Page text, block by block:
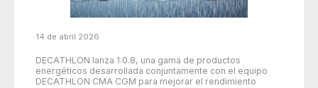
14 de abril 2026
DECATHLON lanza 1:0.8, una gama de productos
energéticos desarrollada conjuntamente con el equipo
DECATHLON CMA CGM para mejorar el rendimiento